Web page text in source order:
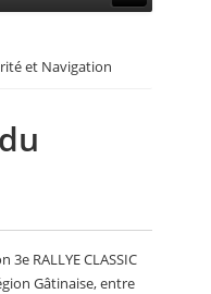
et Navigation
3e RALLYE CLASSIC
Gâtinaise, entre